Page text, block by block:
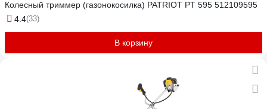
Колесный триммер (газонокосилка) PATRIOT PT 595 512109595
4.4(33)
В корзину